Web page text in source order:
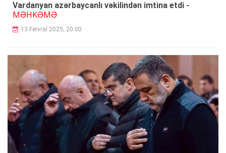
Vardanyan azərbaycanlı vəkilindən imtina etdi -
MƏHKƏMƏ
13 Fervral 2025, 20:00